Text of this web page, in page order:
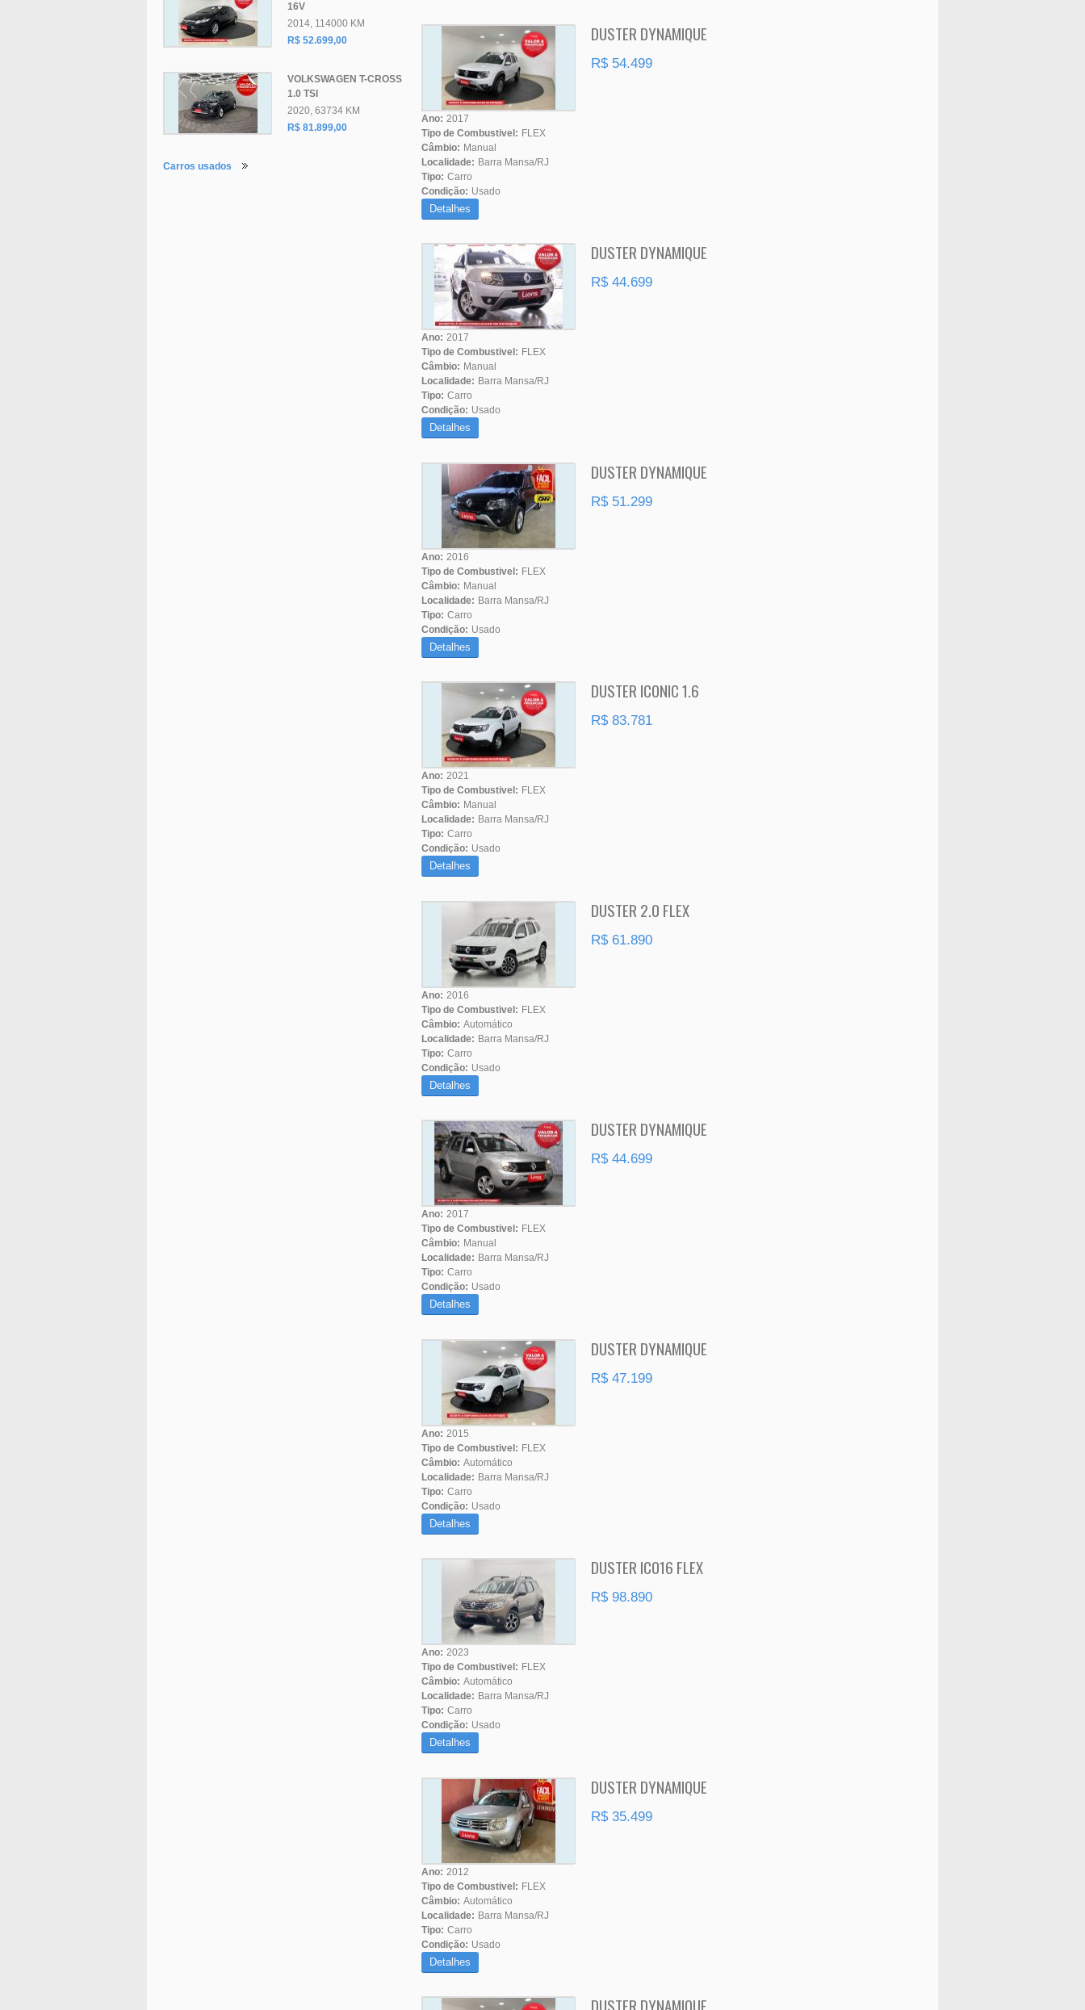
DUSTER DYNAMIQUE
R$ 54.499
Ano: 2017
Tipo de Combustivel: FLEX
Câmbio: Manual
Localidade: Barra Mansa/RJ
Tipo: Carro
Condição: Usado
Detalhes
DUSTER DYNAMIQUE
R$ 44.699
Ano: 2017
Tipo de Combustivel: FLEX
Câmbio: Manual
Localidade: Barra Mansa/RJ
Tipo: Carro
Condição: Usado
Detalhes
DUSTER DYNAMIQUE
R$ 51.299
Ano: 2016
Tipo de Combustivel: FLEX
Câmbio: Manual
Localidade: Barra Mansa/RJ
Tipo: Carro
Condição: Usado
Detalhes
DUSTER ICONIC 1.6
R$ 83.781
Ano: 2021
Tipo de Combustivel: FLEX
Câmbio: Manual
Localidade: Barra Mansa/RJ
Tipo: Carro
Condição: Usado
Detalhes
DUSTER 2.0 FLEX
R$ 61.890
Ano: 2016
Tipo de Combustivel: FLEX
Câmbio: Automático
Localidade: Barra Mansa/RJ
Tipo: Carro
Condição: Usado
Detalhes
DUSTER DYNAMIQUE
R$ 44.699
Ano: 2017
Tipo de Combustivel: FLEX
Câmbio: Manual
Localidade: Barra Mansa/RJ
Tipo: Carro
Condição: Usado
Detalhes
DUSTER DYNAMIQUE
R$ 47.199
Ano: 2015
Tipo de Combustivel: FLEX
Câmbio: Automático
Localidade: Barra Mansa/RJ
Tipo: Carro
Condição: Usado
Detalhes
DUSTER ICO16 FLEX
R$ 98.890
Ano: 2023
Tipo de Combustivel: FLEX
Câmbio: Automático
Localidade: Barra Mansa/RJ
Tipo: Carro
Condição: Usado
Detalhes
DUSTER DYNAMIQUE
R$ 35.499
Ano: 2012
Tipo de Combustivel: FLEX
Câmbio: Automático
Localidade: Barra Mansa/RJ
Tipo: Carro
Condição: Usado
Detalhes
16V
2014, 114000 KM
R$ 52.699,00
VOLKSWAGEN T-CROSS
1.0 TSI
2020, 63734 KM
R$ 81.899,00
Carros usados